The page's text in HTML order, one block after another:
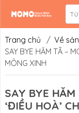
Liên hệ
Hệ thống đối
Trang chủ / Về
SAY BYE HĂM TÃ –
MÔNG XINH
SAY BYE
‘ĐIỀU HOÀ’